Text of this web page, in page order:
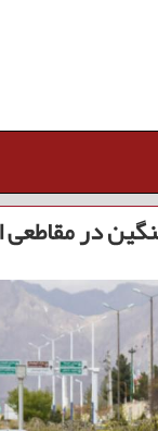
در مقاطعی